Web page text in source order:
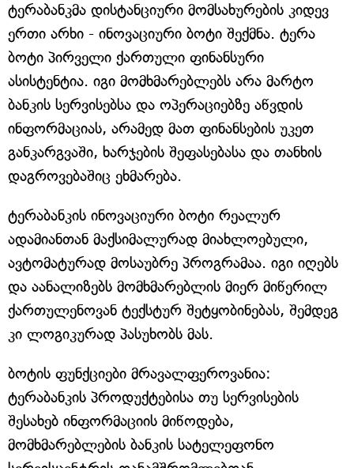
ტერაბანკმა დისტანციური მომსახურების კიდევ
ერთი არხი - ინოვაციური ბოტი შექმნა. ტერა
ბოტი პირველი ქართული ფინანსური
ასისტენტია. იგი მომხმარებლებს არა მარტო
ბანკის სერვისებსა და ოპერაციებზე აწვდის
ინფორმაციას, არამედ მათ ფინანსების უკეთ
განკარგვაში, ხარჯების შეფასებასა და თანხის
დაგროვებაშიც ეხმარება.
ტერაბანკის ინოვაციური ბოტი რეალურ
ადამიანთან მაქსიმალურად მიახლოებული,
ავტომატურად მოსაუბრე პროგრამაა. იგი იღებს
და აანალიზებს მომხმარებლის მიერ მიწერილ
ქართულენოვან ტექსტურ შეტყობინებას, შემდეგ
კი ლოგიკურად პასუხობს მას.
ბოტის ფუნქციები მრავალფეროვანია:
ტერაბანკის პროდუქტებისა თუ სერვისების
შესახებ ინფორმაციის მიწოდება,
მომხმარებლების ბანკის სატელეფონო